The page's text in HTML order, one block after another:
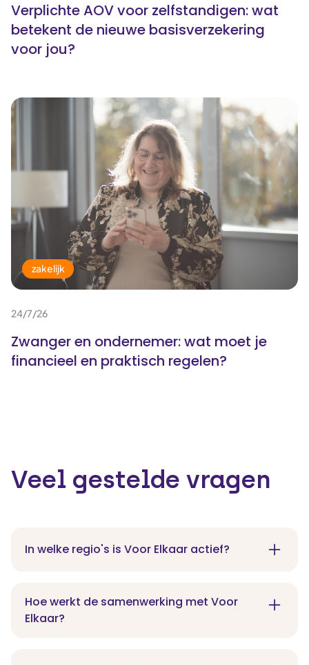
Verplichte AOV voor zelfstandigen: wat
betekent de nieuwe basisverzekering
voor jou?
zakelijk
24/7/26
Zwanger en ondernemer: wat moet je
financieel en praktisch regelen?
Veel gestelde vragen
In welke regio's is Voor Elkaar actief?
in heel Gelderland en daarbuiten. Veel zaken worden
digitaal afgehandeld.
Hoe werkt de samenwerking met Voor
Elkaar?